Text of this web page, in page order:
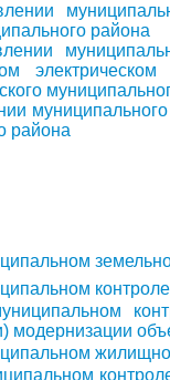
района
муниципального
района
модернизации